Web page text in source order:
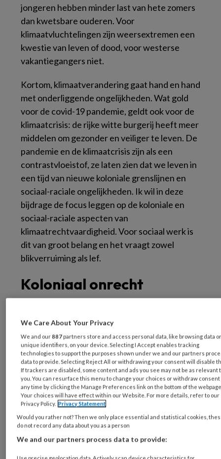
jongeren hebben minder last van hete zomers
dan kwetsbare ouderen. Voor
klimaatvluchtelingen zijn weersextremen een
kwestie van leven of dood, voor westerse
vakantiegangers niet.
Kortom, klimaatverandering gaat hand en hand
met onderliggende ongelijkheden. Wat gold
voor de covid-19 pandemie, geldt ook voor de
klimaatcrisis: de rijke witte burgerij heeft meer
middelen om gezonder en veiliger te leven. De
pandemie en de klimaatcrisis zijn als een
contrastvloeistof, ze laten zien dat we leven in
een tijd van nieuwe koloniale grenslijnen en
sociaal-raciale ongelijkheden. Ik wil in deze
bijdrage de focus leggen op de koloniale en
sociaal-raciale aspecten van
klimaatrechtvaardigheid. Voor sociaal werk is
dit van groot belang en het vraagt zowel
blikverruiming als lef.
Koloniaal onrecht
blikveld. Om te weten wat het inhoudt, moeten
we eerst begrijpen waar ‘klimaatonrecht’
vandaan komt. Dat onrecht heeft een koloniaal
verleden. De klimaatcrisis is namelijk niet
recentelijk begonnen, maar in 1492, het jaar
waarop Europese kolonisten in de Caraïben
aankwamen. Wat volgde was genocide van
inheemse volkeren en de vernietiging van rijke
ecosystemen. Daarbij kwam het tot slaaf
We Care About Your Privacy
We and our887 partners store and access personal data, like browsing data
unique identifiers, on your device. Selecting I Accept enables tracking
technologies to support the purposes shown under we and our partners
data to provide. Selecting Reject All or withdrawing your consent will disable
If trackers are disabled, some content and ads you see may not be as relevant
you. You can resurface this menu to change your choices or withdraw consent
any time by clicking the Manage Preferences link on the bottom of the
Your choices will have effect within our Website. For more details, refer to our
Privacy Policy. Privacy Statement
Would you rather not? Then we only place essential and statistical cookies,
do not record any data about you as a person
We and our partners process data to provide: